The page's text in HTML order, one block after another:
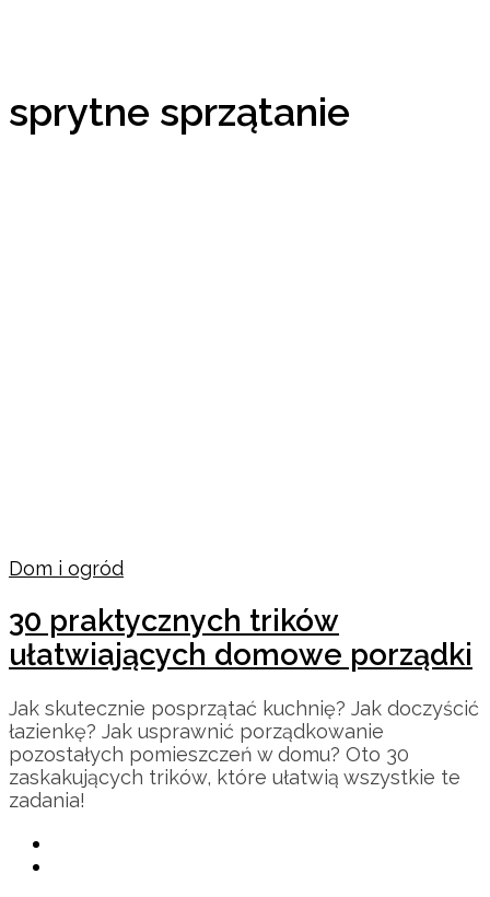
sprytne sprzątanie
Dom i ogród
30 praktycznych trików
ułatwiających domowe porządki
Jak skutecznie posprzątać kuchnię? Jak doczyścić
łazienkę? Jak usprawnić porządkowanie
pozostałych pomieszczeń w domu? Oto 30
zaskakujących trików, które ułatwią wszystkie te
zadania!